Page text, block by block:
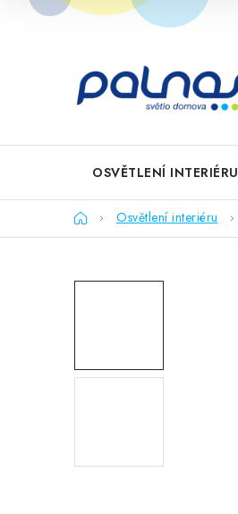
Přejít
OSVĚTLENÍ INTERIÉRU
DomůOsvětlení interiéru